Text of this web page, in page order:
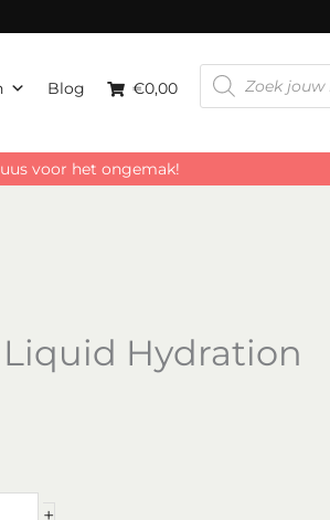
Blog €0,00
Producten
zoeken
voor het ongemak!
Hydration
+